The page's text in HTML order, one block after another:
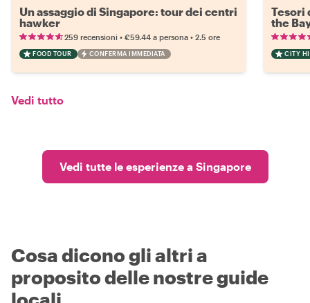
Un assaggio di Singapore: tour dei centri
hawker
259 recensioni • €59.44 a persona • 2.5 ore
FOOD TOUR CONFERMA IMMEDIATA
Tesori
the
CITY
Vedi tutto
Vedi tutte le esperienze a Singapore
Cosa dicono gli altri a
proposito delle nostre guide